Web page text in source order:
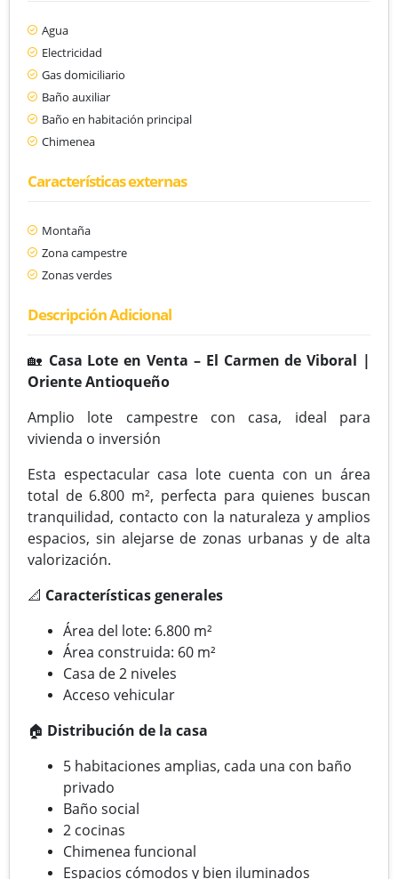
Agua
Electricidad
Gas domiciliario
Baño auxiliar
Baño en habitación principal
Chimenea
Características externas
Montaña
Zona campestre
Zonas verdes
Descripción Adicional
🏡 Casa Lote en Venta – El Carmen de Viboral |
Oriente Antioqueño
Amplio lote campestre con casa, ideal para
vivienda o inversión
Esta espectacular casa lote cuenta con un área
total de 6.800 m², perfecta para quienes buscan
tranquilidad, contacto con la naturaleza y amplios
espacios, sin alejarse de zonas urbanas y de alta
valorización.
📐 Características generales
Área del lote: 6.800 m²
Área construida: 60 m²
Casa de 2 niveles
Acceso vehicular
🏠 Distribución de la casa
5 habitaciones amplias, cada una con baño
privado
Baño social
2 cocinas
Chimenea funcional
Espacios cómodos y bien iluminados